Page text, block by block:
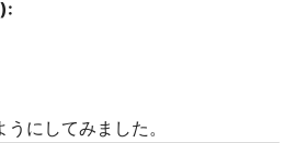
にしてみました。